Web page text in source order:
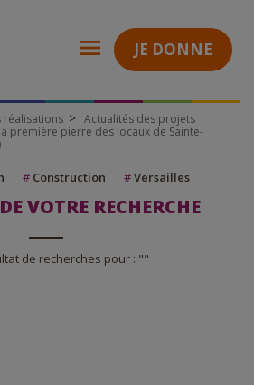
JE DONNE
réalisations
Actualités des projets
première pierre des locaux de Sainte-
#Construction #Versailles
VOTRE RECHERCHE
de recherches pour : ""